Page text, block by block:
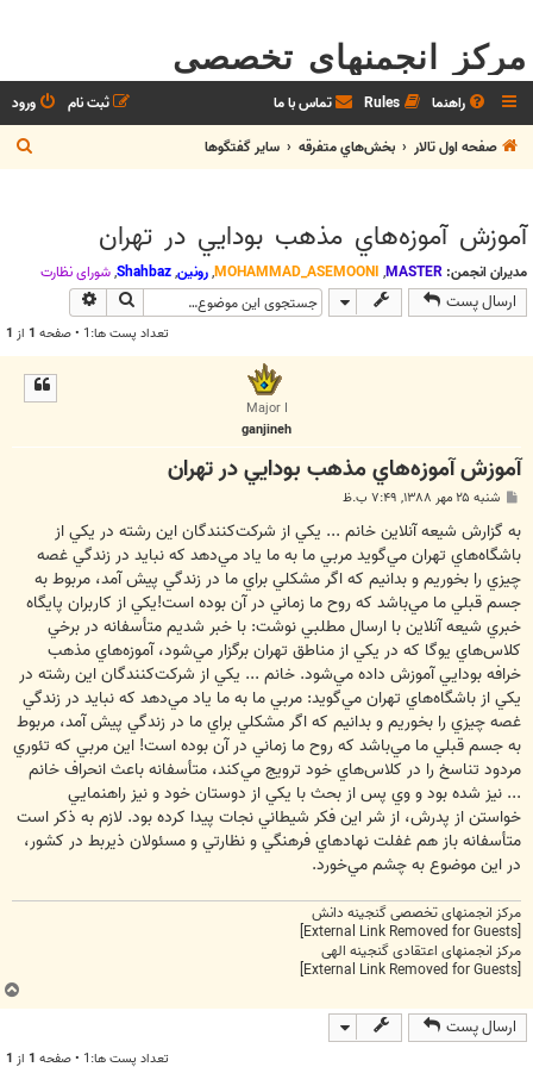
مرکز انجمنهای تخصصی
راهنما Rules تماس با ما ورود
ثبت نام
صفحه اول تالار
بخش‌‌هاي متفرقه ساير گفتگوها
س
آموزش آموزه‌هاي مذهب بودايي در تهران
مدیران انجمن: MASTER
,
MOHAMMAD_ASEMOONI
,رونین,
Shahbaz
,شوراي نظارت
ارسال پست جستجو
تعداد پست ها:1 • صفحه 1 از 1
Major I
ganjineh
آموزش آموزه‌هاي مذهب بودايي در تهران
ت
شنبه ۲۵ مهر ۱۳۸۸, ۷:۴۹ ب.ظ
به گزارش شيعه آنلاين خانم ... يكي از شركت‌كنندگان اين رشته در يكي از
باشگاه‌هاي تهران مي‌گويد مربي ما به ما ياد مي‌دهد كه نبايد در زندگي غصه
چيزي را بخوريم و بدانيم كه اگر مشكلي براي ما در زندگي پيش آمد، مربوط به
جسم قبلي ما مي‌باشد كه روح ما زماني در آن بوده است!يكي از كاربران پايگاه
خبري شيعه آنلاين با ارسال مطلبي نوشت: با خبر شديم متأسفانه در برخي
كلاس‌هاي يوگا كه در يكي از مناطق تهران برگزار مي‌شود، آموزه‌هاي مذهب
خرافه بودايي آموزش داده مي‌شود. خانم ... يكي از شركت‌كنندگان اين رشته در
يكي از باشگاه‌هاي تهران مي‌گويد: مربي ما به ما ياد مي‌دهد كه نبايد در زندگي
غصه چيزي را بخوريم و بدانيم كه اگر مشكلي براي ما در زندگي پيش آمد، مربوط
به جسم قبلي ما مي‌باشد كه روح ما زماني در آن بوده است! اين مربي كه تئوري
مردود تناسخ را در كلاس‌هاي خود ترويج مي‌كند، متأسفانه باعث انحراف خانم
... نيز شده بود و وي پس از بحث با يكي از دوستان خود و نيز راهنمايي
خواستن از پدرش، از شر اين فكر شيطاني نجات پيدا كرده بود. لازم به ذكر است
متأسفانه باز هم غفلت نهادهاي فرهنگي و نظارتي و مسئولان ذيربط در كشور،
در اين موضوع به چشم مي‌خورد.
مرکز انجمنهای تخصصی گنجینه دانش
[External Link Removed for Guests]
مرکز انجمنهای اعتقادی گنجینه الهی
[External Link Removed for Guests]
ارسال پست
تعداد پست ها:1 • صفحه 1 از 1